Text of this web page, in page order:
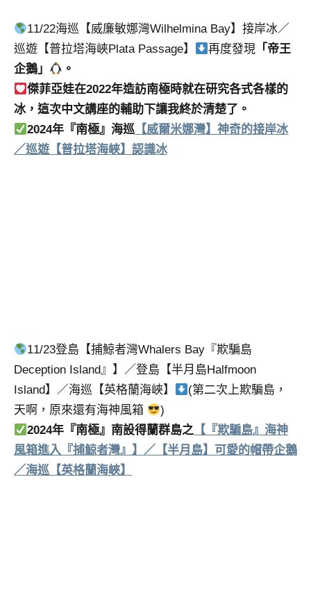
11/22海巡【威廉敏娜灣Wilhelmina Bay】接岸冰／
巡遊【普拉塔海峽Plata Passage】
再度發現 「帝王
企鵝」
。
傑菲亞娃在2022年造訪南極時就在研究各式各樣的
冰，這次中文講座的輔助下讓我終於清楚了。
2024年『南極』海巡【威爾米娜灣】神奇的接岸冰
／巡遊【普拉塔海峽】認識冰
11/23登島【捕鯨者灣Whalers Bay『欺騙島
Deception Island』】／登島【半月島Halfmoon
Island】／海巡【英格蘭海峽】
(第二次上欺騙島，
天啊，原來還有海神風箱
)
2024年『南極』南設得蘭群島之 【『欺騙島』海神
風箱進入『捕鯨者灣』】／【半月島】可愛的帽帶企鵝
／海巡【英格蘭海峽】